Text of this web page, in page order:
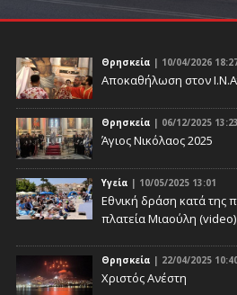
PLAY VIDEO
Θρησκεία | 10/04/2026
Αποκαθήλωση στον
Θρησκεία | 06/12/2025 13:23
Άγιος Νικόλαος 2025
Υγεία | 10/05/2025 13:01
Eθνική δράση κατά της
πλατεία Μιαούλη (video)
Θρησκεία | 22/04/2025
Χριστός Ανέστη